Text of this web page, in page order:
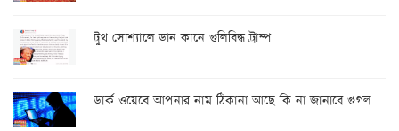
ট্রুথ সোশ্যালে ডান কানে গুলিবিদ্ধ ট্রাম্প
ডার্ক ওয়েবে আপনার নাম ঠিকানা আছে কি না জানাবে গুগল